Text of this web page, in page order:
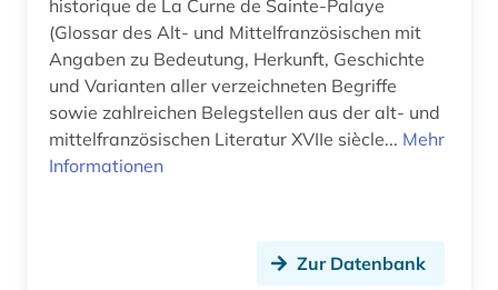
kritik (1)
kritische ausgabe (2)
kuenste (1)
kultur (5)
kulturwissenschaften (54)
historique de La Curne de Sainte-Palaye
(Glossar des Alt- und Mittelfranzösischen mit
Angaben zu Bedeutung, Herkunft, Geschichte
und Varianten aller verzeichneten Begriffe
sowie zahlreichen Belegstellen aus der alt- und
mittelfranzösischen Literatur XVIIe siècle... Mehr
Informationen
Zur Datenbank